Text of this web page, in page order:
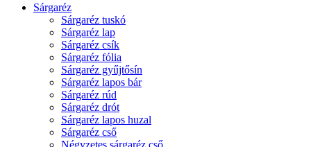
Sárgaréz
Sárgaréz tuskó
Sárgaréz lap
Sárgaréz csík
Sárgaréz fólia
Sárgaréz gyűjtősín
Sárgaréz lapos bár
Sárgaréz rúd
Sárgaréz drót
Sárgaréz lapos huzal
Sárgaréz cső
Négyzetes sárgaréz cső